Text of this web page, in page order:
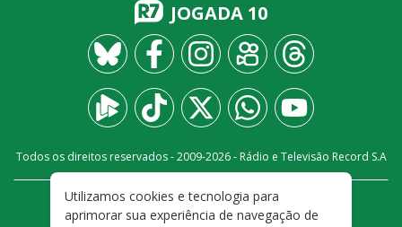
JOGADA 10
Todos os direitos reservados - 2009-2026- Rádio e Televisão Record S.A
FALE CONOSCO
PRIVACIDADE
Utilizamos cookies e tecnologia para
aprimorar sua experiência de navegação de